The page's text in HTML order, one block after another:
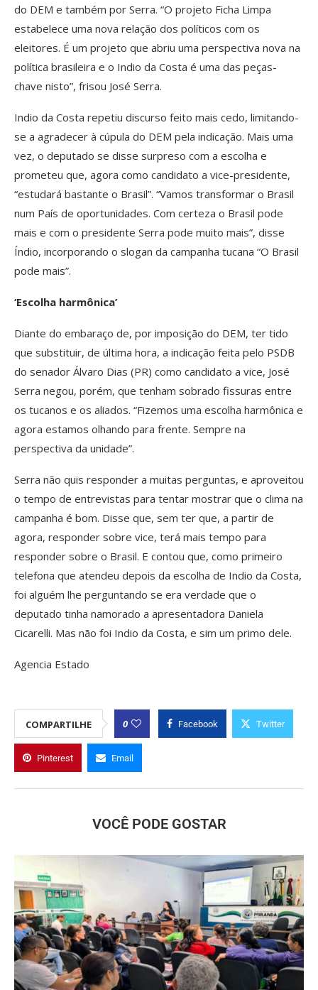
do DEM e também por Serra. “O projeto Ficha Limpa
estabelece uma nova relação dos políticos com os
eleitores. É um projeto que abriu uma perspectiva nova na
política brasileira e o Indio da Costa é uma das peças-
chave nisto”, frisou José Serra.
Indio da Costa repetiu discurso feito mais cedo, limitando-
se a agradecer à cúpula do DEM pela indicação. Mais uma
vez, o deputado se disse surpreso com a escolha e
prometeu que, agora como candidato a vice-presidente,
“estudará bastante o Brasil”. “Vamos transformar o Brasil
num País de oportunidades. Com certeza o Brasil pode
mais e com o presidente Serra pode muito mais”, disse
Índio, incorporando o slogan da campanha tucana “O Brasil
pode mais”.
‘Escolha harmônica’
Diante do embaraço de, por imposição do DEM, ter tido
que substituir, de última hora, a indicação feita pelo PSDB
do senador Álvaro Dias (PR) como candidato a vice, José
Serra negou, porém, que tenham sobrado fissuras entre
os tucanos e os aliados. “Fizemos uma escolha harmônica e
agora estamos olhando para frente. Sempre na
perspectiva da unidade”.
Serra não quis responder a muitas perguntas, e aproveitou
o tempo de entrevistas para tentar mostrar que o clima na
campanha é bom. Disse que, sem ter que, a partir de
agora, responder sobre vice, terá mais tempo para
responder sobre o Brasil. E contou que, como primeiro
telefona que atendeu depois da escolha de Indio da Costa,
foi alguém lhe perguntando se era verdade que o
deputado tinha namorado a apresentadora Daniela
Cicarelli. Mas não foi Indio da Costa, e sim um primo dele.
Agencia Estado
COMPARTILHE 0 Facebook Twitter
Pinterest Email
VOCÊ PODE GOSTAR